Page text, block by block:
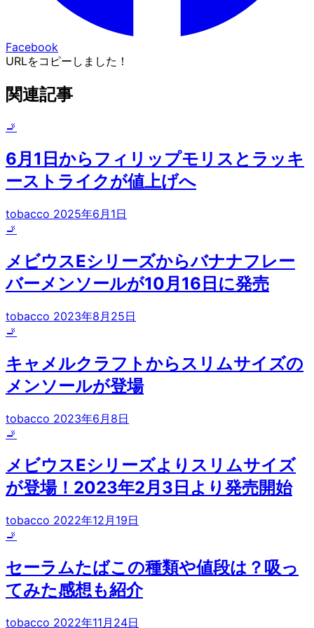
Facebook
URLをコピーしました！
関連記事
🚬
6月1日からフィリップモリスとラッキ
ーストライクが値上げへ
tobacco 2025年6月1日
🚬
メビウスEシリーズからバナナフレー
バーメンソールが10月16日に発売
tobacco 2023年8月25日
🚬
キャメルクラフトからスリムサイズの
メンソールが登場
tobacco 2023年6月8日
🚬
メビウスEシリーズよりスリムサイズ
が登場！2023年2月3日より発売開始
tobacco 2022年12月19日
🚬
セーラムたばこの種類や値段は？吸っ
てみた感想も紹介
tobacco 2022年11月24日